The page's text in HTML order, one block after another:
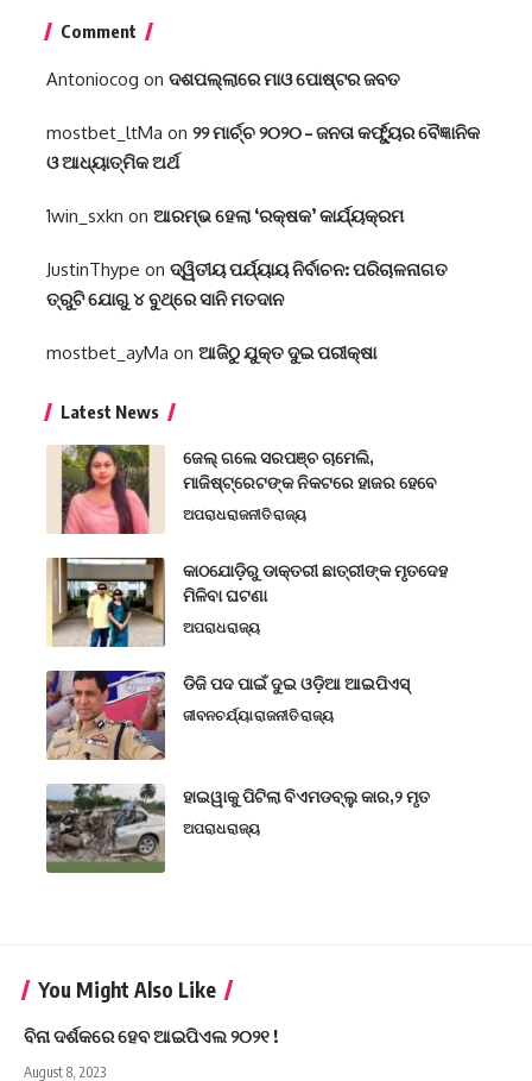
Comment
Antoniocog on ଦଶପଲ୍ଲାରେ ମାଓ ପୋଷ୍ଟର ଜବତ
mostbet_ltMa on ୨୨ ମାର୍ଚ୍ଚ ୨୦୨୦ – ଜନତା କର୍ଫ୍ୟୁର ବୈଜ୍ଞାନିକ
ଓ ଆଧ୍ୟାତ୍ମିକ ଅର୍ଥ
1win_sxkn on ଆରମ୍ଭ ହେଲା ‘ରକ୍ଷକ’ କାର୍ଯ୍ୟକ୍ରମ
JustinThype on ଦ୍ୱିତୀୟ ପର୍ଯ୍ୟାୟ ନିର୍ବାଚନ: ପରିଚାଳନାଗତ
ତ୍ରୁଟି ଯୋଗୁ ୪ ବୁଥ୍‌ରେ ସାନି ମତଦାନ
mostbet_ayMa on ଆଜିଠୁ ଯୁକ୍ତ ଦୁଇ ପରୀକ୍ଷା
Latest News
ଜେଲ୍ ଗଲେ ସରପଞ୍ଚ ଚାମେଲି,
ମାଜିଷ୍ଟ୍ରେଟଙ୍କ ନିକଟରେ ହାଜର ହେବେ
ଅପରାଧରାଜନୀତିରାଜ୍ୟ
କାଠଯୋଡ଼ିରୁ ଡାକ୍ତରୀ ଛାତ୍ରୀଙ୍କ ମୃତଦେହ
ମିଳିବା ଘଟଣା
ଅପରାଧରାଜ୍ୟ
ଡିଜି ପଦ ପାଇଁ ଦୁଇ ଓଡ଼ିଆ ଆଇପିଏସ୍
ଜୀବନଚର୍ଯ୍ୟାରାଜନୀତିରାଜ୍ୟ
ହାଇୱାକୁ ପିଟିଲା ବିଏମଡବ୍ଲୁ କାର,୨ ମୃତ
ଅପରାଧରାଜ୍ୟ
You Might Also Like
ବିନା ଦର୍ଶକରେ ହେବ ଆଇପିଏଲ ୨୦୨୧ !
August 8, 2023